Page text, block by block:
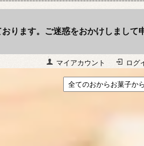
ります。ご迷惑をおかけしまして
マイアカウント ログ